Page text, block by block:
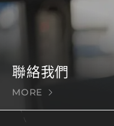
聯絡我們
MORE